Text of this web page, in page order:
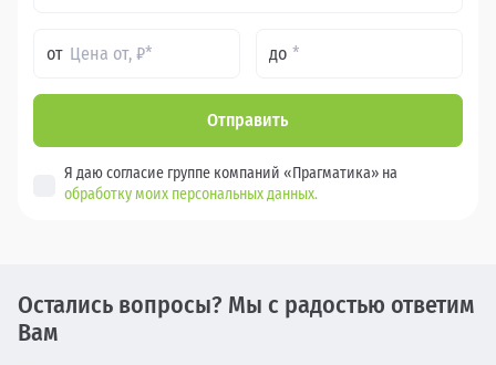
от до
Отправить
Я даю согласие группе компаний «Прагматика» на
обработку моих персональных данных.
Остались вопросы? Мы с радостью ответим
Вам